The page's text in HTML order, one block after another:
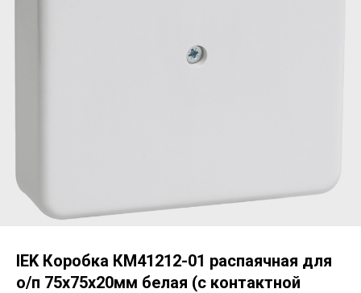
IEK Коробка КМ41212-01 распаячная для
о/п 75х75х20мм белая (с контактной